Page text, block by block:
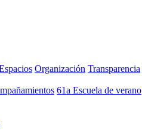
Organización Transparencia
61a Escuela de verano